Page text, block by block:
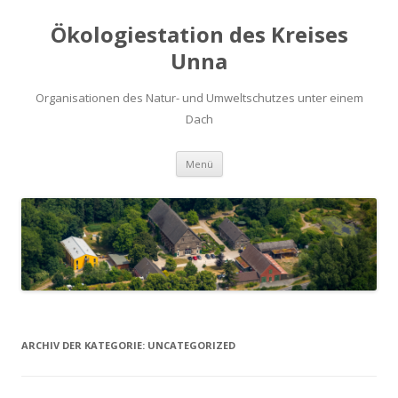
Ökologiestation des Kreises
Unna
Organisationen des Natur- und Umweltschutzes unter einem
Dach
Menü Zum
springen
ARCHIV DER KATEGORIE: UNCATEGORIZED